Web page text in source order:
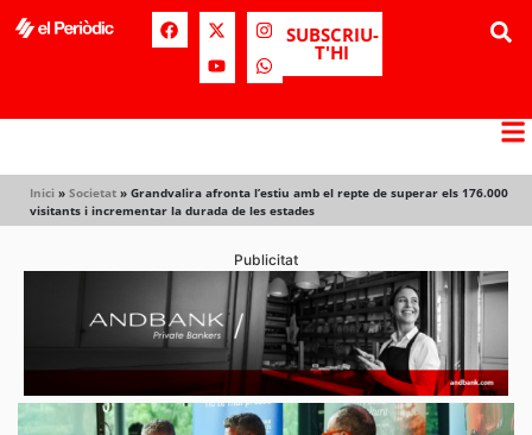
SUBSCRIU-
T'HI
Inici » Societat » Grandvalira afronta l’estiu amb el repte de superar els 176.000
visitants i incrementar la durada de les estades
Publicitat